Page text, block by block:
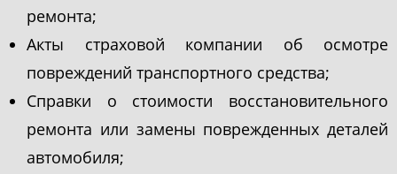
ремонта;
Акты страховой компании об осмотре
повреждений транспортного средства;
Справки о стоимости восстановительного
ремонта или замены поврежденных деталей
автомобиля;